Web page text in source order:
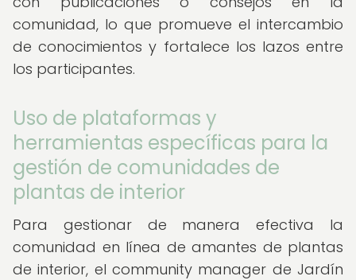
comunidad, lo que promueve el intercambio
de conocimientos y fortalece los lazos entre
los participantes.
Uso de plataformas y
herramientas específicas para la
gestión de comunidades de
plantas de interior
Para gestionar de manera efectiva la
comunidad en línea de amantes de plantas
de interior, el community manager de Jardín